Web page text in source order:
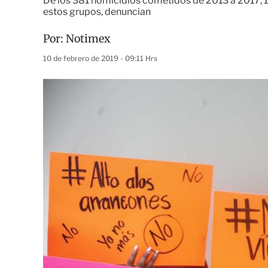
estos grupos, denuncian
Por: Notimex
10 de febrero de 2019 - 09:11 Hrs